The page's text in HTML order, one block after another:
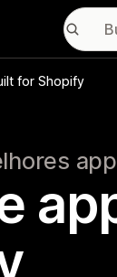
for Shopify